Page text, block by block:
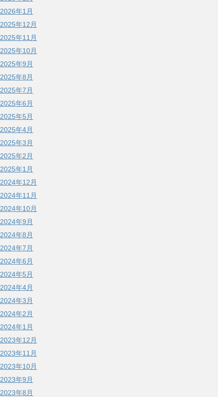
2026年1月
2025年12月
2025年11月
2025年10月
2025年9月
2025年8月
2025年7月
2025年6月
2025年5月
2025年4月
2025年3月
2025年2月
2025年1月
2024年12月
2024年11月
2024年10月
2024年9月
2024年8月
2024年7月
2024年6月
2024年5月
2024年4月
2024年3月
2024年2月
2024年1月
2023年12月
2023年11月
2023年10月
2023年9月
2023年8月